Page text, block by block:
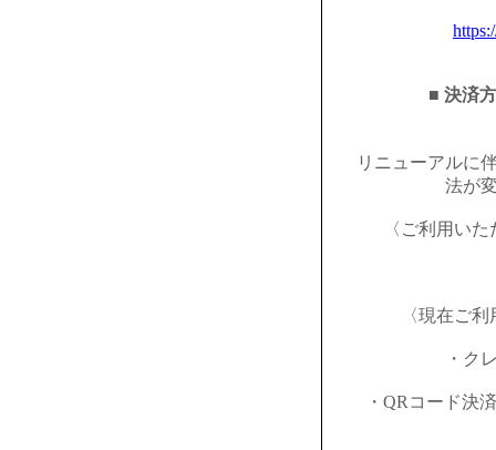
■ 決済
リニューアルに
法が
〈ご利用い
〈現在ご
・ク
・QRコード決